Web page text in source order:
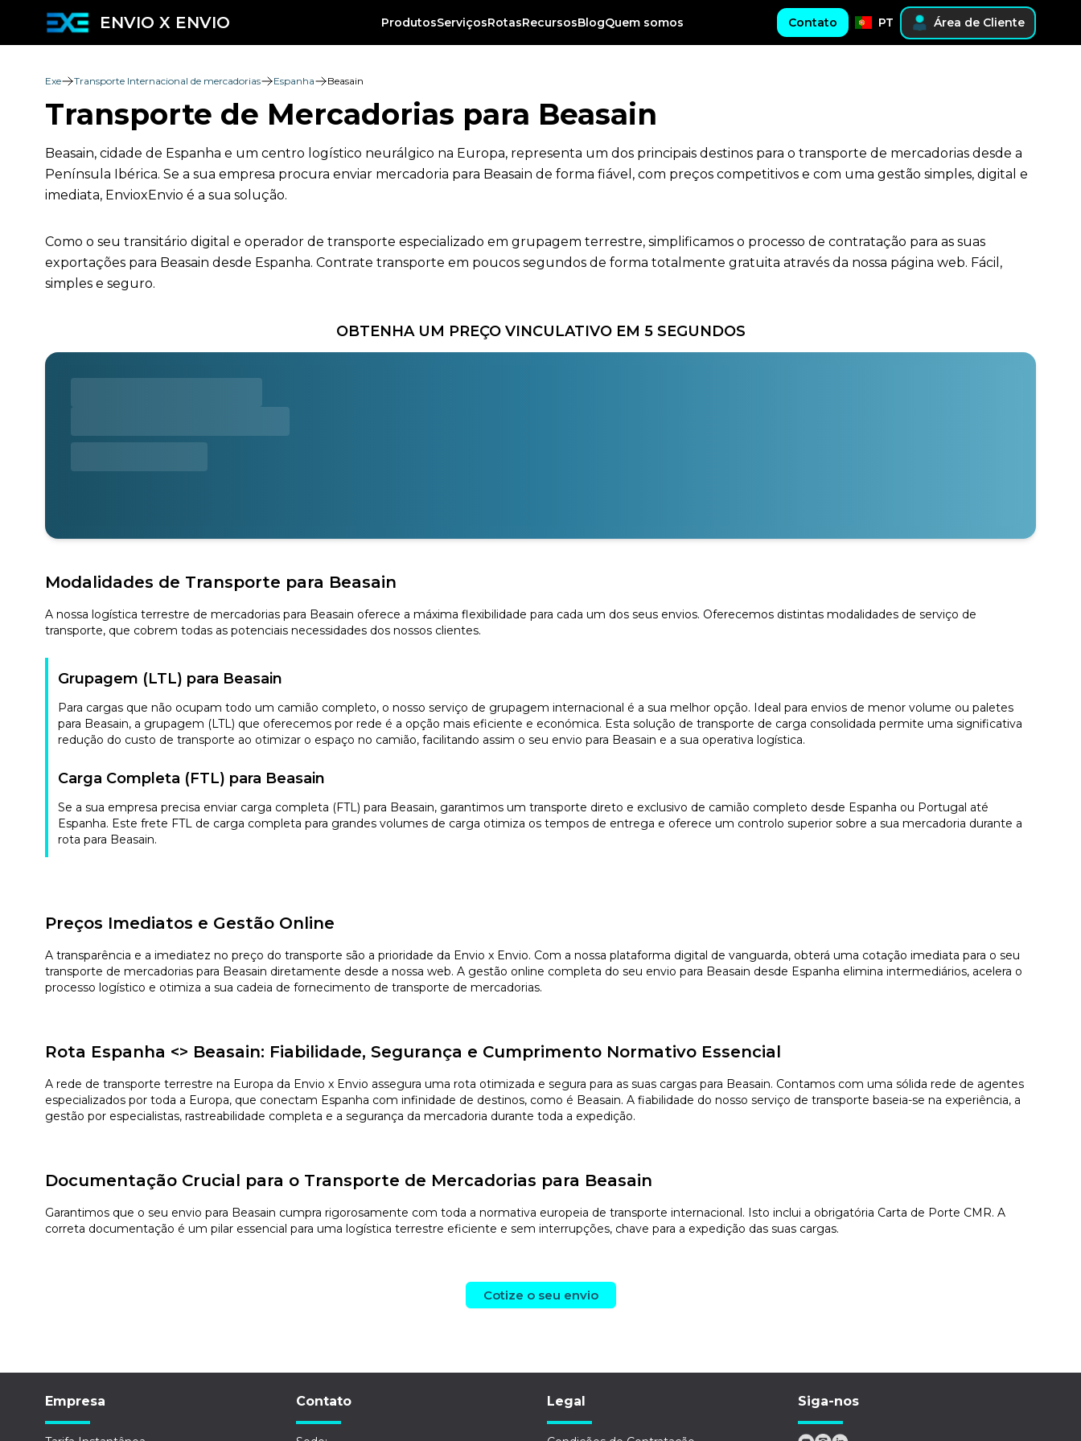
ENVIO X ENVIO ProdutosServiçosRotasRecursosBlogQuem somos Contato PT Área de Cliente
Exe Transporte Internacional de mercadorias Espanha Beasain
Transporte de Mercadorias para Beasain
Beasain, cidade de Espanha e um centro logístico neurálgico na Europa, representa um dos principais destinos para o transporte de mercadorias desde a
Península Ibérica. Se a sua empresa procura enviar mercadoria para Beasain de forma fiável, com preços competitivos e com uma gestão simples, digital e
imediata, EnvioxEnvio é a sua solução.
Como o seu transitário digital e operador de transporte especializado em grupagem terrestre, simplificamos o processo de contratação para as suas
exportações para Beasain desde Espanha. Contrate transporte em poucos segundos de forma totalmente gratuita através da nossa página web. Fácil,
simples e seguro.
OBTENHA UM PREÇO VINCULATIVO EM 5 SEGUNDOS
Modalidades de Transporte para Beasain
A nossa logística terrestre de mercadorias para Beasain oferece a máxima flexibilidade para cada um dos seus envios. Oferecemos distintas modalidades de serviço de
transporte, que cobrem todas as potenciais necessidades dos nossos clientes.
Grupagem (LTL) para Beasain
Para cargas que não ocupam todo um camião completo, o nosso serviço de grupagem internacional é a sua melhor opção. Ideal para envios de menor volume ou paletes
para Beasain, a grupagem (LTL) que oferecemos por rede é a opção mais eficiente e económica. Esta solução de transporte de carga consolidada permite uma significativa
redução do custo de transporte ao otimizar o espaço no camião, facilitando assim o seu envio para Beasain e a sua operativa logística.
Carga Completa (FTL) para Beasain
Se a sua empresa precisa enviar carga completa (FTL) para Beasain, garantimos um transporte direto e exclusivo de camião completo desde Espanha ou Portugal até
Espanha. Este frete FTL de carga completa para grandes volumes de carga otimiza os tempos de entrega e oferece um controlo superior sobre a sua mercadoria durante a
rota para Beasain.
Preços Imediatos e Gestão Online
A transparência e a imediatez no preço do transporte são a prioridade da Envio x Envio. Com a nossa plataforma digital de vanguarda, obterá uma cotação imediata para o seu
transporte de mercadorias para Beasain diretamente desde a nossa web. A gestão online completa do seu envio para Beasain desde Espanha elimina intermediários, acelera o
processo logístico e otimiza a sua cadeia de fornecimento de transporte de mercadorias.
Rota Espanha <> Beasain: Fiabilidade, Segurança e Cumprimento Normativo Essencial
A rede de transporte terrestre na Europa da Envio x Envio assegura uma rota otimizada e segura para as suas cargas para Beasain. Contamos com uma sólida rede de agentes
especializados por toda a Europa, que conectam Espanha com infinidade de destinos, como é Beasain. A fiabilidade do nosso serviço de transporte baseia-se na experiência, a
gestão por especialistas, rastreabilidade completa e a segurança da mercadoria durante toda a expedição.
Documentação Crucial para o Transporte de Mercadorias para Beasain
Garantimos que o seu envio para Beasain cumpra rigorosamente com toda a normativa europeia de transporte internacional. Isto inclui a obrigatória Carta de Porte CMR. A
correta documentação é um pilar essencial para uma logística terrestre eficiente e sem interrupções, chave para a expedição das suas cargas.
Cotize o seu envio
Empresa Contato Legal Siga-nos